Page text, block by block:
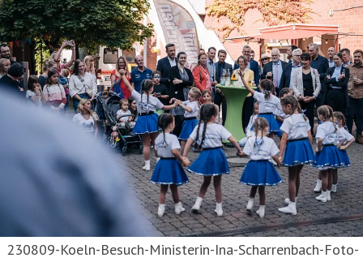
230809-Koeln-Besuch-Ministerin-Ina-Scharrenbach-Foto-